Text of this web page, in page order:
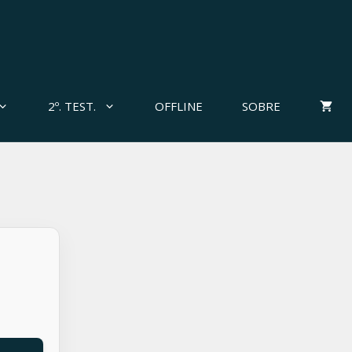
2º. TEST. OFFLINE SOBRE